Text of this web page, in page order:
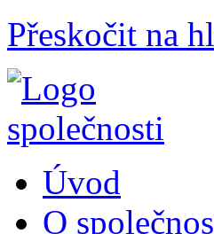
Přeskočit na
Úvod
O